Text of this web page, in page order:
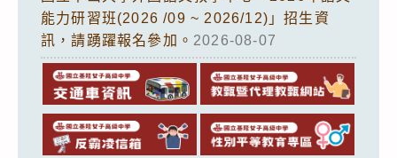
能力研習班(2026 /09 ~ 2026/12)」招生資
訊，請踴躍報名參加。 2026-08-07